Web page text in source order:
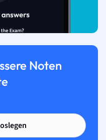
Noten